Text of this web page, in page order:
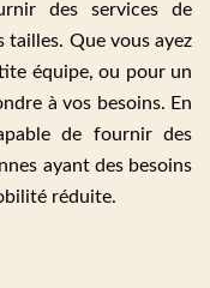
des services de
Que vous ayez
équipe, ou pour un
à vos besoins. En
de fournir des
ayant des besoins
réduite.